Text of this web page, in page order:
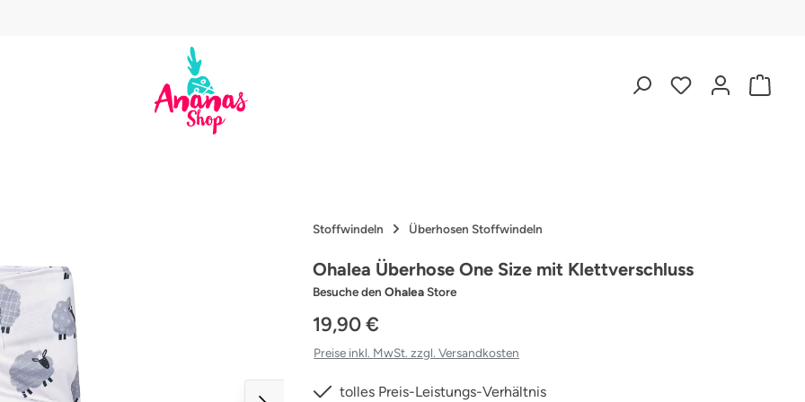
Stoffwindeln Überhosen Stoffwindeln
Ohalea Überhose One Size mit Klettverschluss
Besuche denOhaleaStore
19,90 €
Preise inkl. MwSt. zzgl. Versandkosten
tolles Preis-Leistungs-Verhältnis